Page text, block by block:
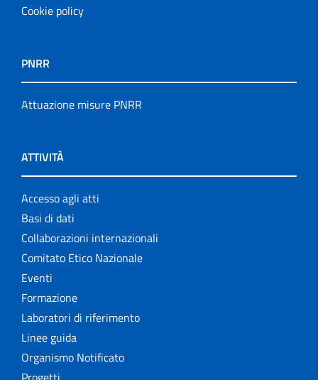
Cookie policy
PNRR
Attuazione misure PNRR
ATTIVITÀ
Accesso agli atti
Basi di dati
Collaborazioni internazionali
Comitato Etico Nazionale
Eventi
Formazione
Laboratori di riferimento
Linee guida
Organismo Notificato